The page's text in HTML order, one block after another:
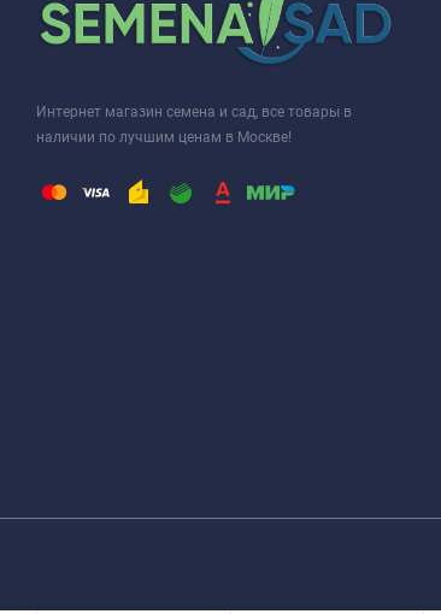
Интернет магазин семена и сад, все товары в
наличии по лучшим ценам в Москве!